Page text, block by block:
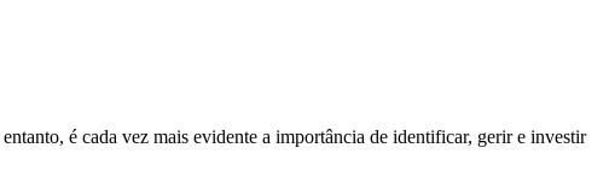
é cada vez mais evidente a importância de identificar, gerir e investir